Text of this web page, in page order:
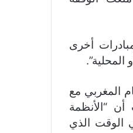
أخرى
المغربي مع
“الأنظمة
الوقت الذي